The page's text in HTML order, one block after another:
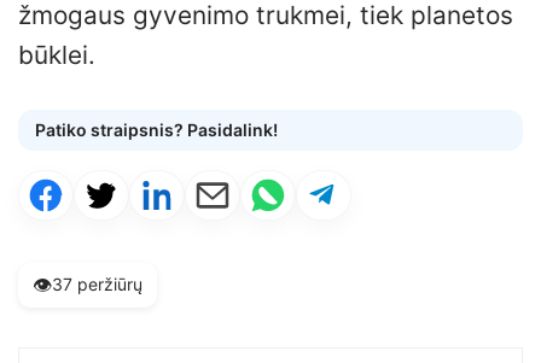
žmogaus gyvenimo trukmei, tiek planetos
būklei.
Patiko straipsnis? Pasidalink!
👁️37 peržiūrų